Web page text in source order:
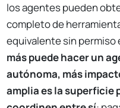
los agentes pueden
completo de
equivalente sin
más puede hacer un
autónoma, más
amplia es la superficie